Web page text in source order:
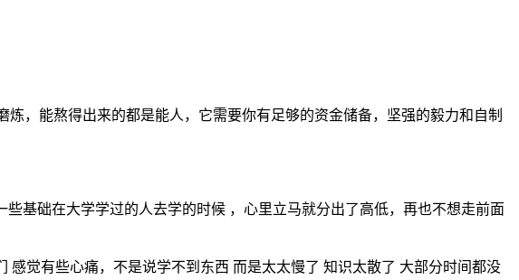
，能熬得出来的都是能人，它需要你有足够的资金储备，坚强的毅力和自制
基础在大学学过的人去学的时候 ，心里立马就分出了高低，再也不想走前面
觉有些心痛，不是说学不到东西 而是太太慢了 知识太散了 大部分时间都没